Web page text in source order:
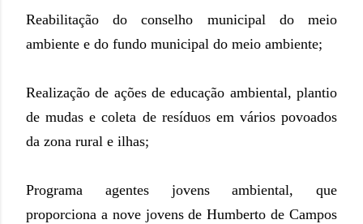
Reabilitação do conselho municipal do meio
ambiente e do fundo municipal do meio ambiente;
Realização de ações de educação ambiental, plantio
de mudas e coleta de resíduos em vários povoados
da zona rural e ilhas;
Programa agentes jovens ambiental, que
proporciona a nove jovens de Humberto de Campos